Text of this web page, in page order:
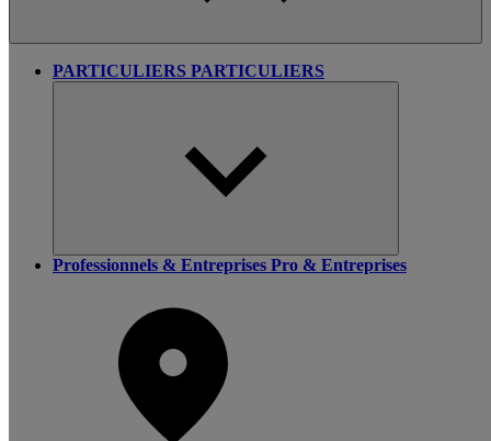
PARTICULIERS PARTICULIERS
Professionnels & Entreprises Pro & Entreprises